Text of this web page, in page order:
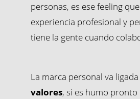
personas, es ese feeling
experiencia profesional y
tiene la gente cuando
La marca personal va
valores, si es humo pronto